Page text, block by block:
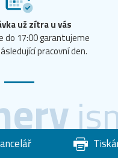
už zítra u vás
do 17:00 garantujeme
pracovní den.